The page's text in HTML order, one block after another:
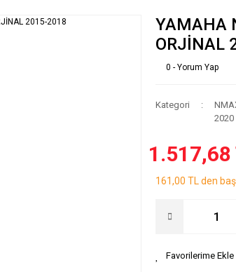
YAMAHA
ORJİNAL
0 - Yorum Yap
Kategori
2020
1.517,68
161,00 TL den